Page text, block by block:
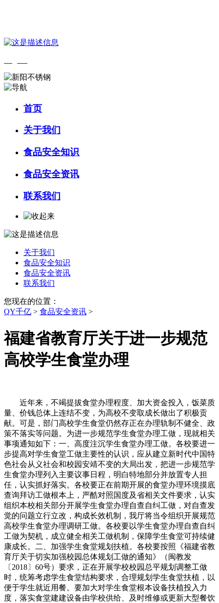
首页
关于我们
食品安全知识
食品安全资讯
联系我们
关于我们
食品安全知识
食品安全资讯
联系我们
您现在的位置：
QY千亿 > 食品安全资讯 >
福建省教育厅关于进一步规范
高校学生食堂办理
近年来，不竭提拔食堂办理程度、加大资金投入，饭菜质
量、价钱总体上连结不变，为高校不变取成长做出了积极贡
献。可是，部门高校学生食堂仍然存正在办理轨制不健全、政
策不落实等问题。为进一步规范学生食堂办理工做，现就相关
事项通知如下：一、高度注沉学生食堂办理工做。各校要进一
步提高对学生食堂工做主要性的认识，应从建立新时代中国特
色社会从义社会和校园安靖不变的大局出发，把进一步规范学
生食堂办理列入主要议事日程，明白特地部分并放置专人担
任，认实抓好落实。各校要正在前期开展的食堂办理环境摸底
查询拜访工做根本上，严酷对照国度及省相关文件要求，认实
组织本校相关部分开展学生食堂办理自查自纠工做，对自查发
觉的问题立行立改，构成长效机制，我厅将当令组织开展规范
高校学生食堂办理调研工做。各校要以学生食堂办理自查自纠
工做为契机，成立健全相关工做机制，保障学生食堂可持续健
康成长。二、加强学生食堂规划扶植。各校要按照《福建省教
育厅关于切实加强校园总体规划工做的通知》（闽教发
〔2018〕60号）要求，正在开展学校校园总平规划调整工做
时，统筹考虑学生食堂结构要求，合理规划学生食堂扶植，以
便于学生就近用餐。要加大对学生食堂根本设备扶植投入力
度，落实食堂建建设备由学校供给、及时维修或更新大型餐饮